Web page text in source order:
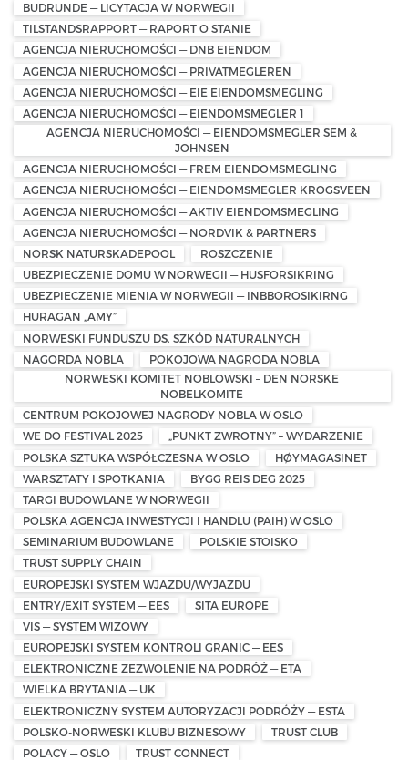
BUDRUNDE — LICYTACJA W NORWEGII
TILSTANDSRAPPORT — RAPORT O STANIE
AGENCJA NIERUCHOMOŚCI — DNB EIENDOM
AGENCJA NIERUCHOMOŚCI — PRIVATMEGLEREN
AGENCJA NIERUCHOMOŚCI — EIE EIENDOMSMEGLING
AGENCJA NIERUCHOMOŚCI — EIENDOMSMEGLER 1
AGENCJA NIERUCHOMOŚCI — EIENDOMSMEGLER SEM &
JOHNSEN
AGENCJA NIERUCHOMOŚCI — FREM EIENDOMSMEGLING
AGENCJA NIERUCHOMOŚCI — EIENDOMSMEGLER KROGSVEEN
AGENCJA NIERUCHOMOŚCI — AKTIV EIENDOMSMEGLING
AGENCJA NIERUCHOMOŚCI — NORDVIK & PARTNERS
NORSK NATURSKADEPOOL
ROSZCZENIE
UBEZPIECZENIE DOMU W NORWEGII — HUSFORSIKRING
UBEZPIECZENIE MIENIA W NORWEGII — INBBOROSIKIRNG
HURAGAN „AMY”
NORWESKI FUNDUSZU DS. SZKÓD NATURALNYCH
NAGORDA NOBLA
POKOJOWA NAGRODA NOBLA
NORWESKI KOMITET NOBLOWSKI – DEN NORSKE
NOBELKOMITE
CENTRUM POKOJOWEJ NAGRODY NOBLA W OSLO
WE DO FESTIVAL 2025
„PUNKT ZWROTNY” – WYDARZENIE
POLSKA SZTUKA WSPÓŁCZESNA W OSLO
HØYMAGASINET
WARSZTATY I SPOTKANIA
BYGG REIS DEG 2025
TARGI BUDOWLANE W NORWEGII
POLSKA AGENCJA INWESTYCJI I HANDLU (PAIH) W OSLO
SEMINARIUM BUDOWLANE
POLSKIE STOISKO
TRUST SUPPLY CHAIN
EUROPEJSKI SYSTEM WJAZDU/WYJAZDU
ENTRY/EXIT SYSTEM — EES
SITA EUROPE
VIS — SYSTEM WIZOWY
EUROPEJSKI SYSTEM KONTROLI GRANIC — EES
ELEKTRONICZNE ZEZWOLENIE NA PODRÓŻ — ETA
WIELKA BRYTANIA — UK
ELEKTRONICZNY SYSTEM AUTORYZACJI PODRÓŻY — ESTA
POLSKO-NORWESKI KLUBU BIZNESOWY
TRUST CLUB
POLACY — OSLO
TRUST CONNECT